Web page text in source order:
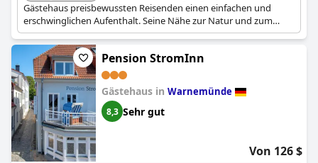
Gästehaus preisbewussten Reisenden einen einfachen und
erschwinglichen Aufenthalt. Seine Nähe zur Natur und zum
Meer macht es zu einer praktischen Wahl für alle, die einen
erholsamen Urlaub suchen.
Pension StromInn
Gästehaus in Warnemünde
8,3 Sehr gut
Von 126 $